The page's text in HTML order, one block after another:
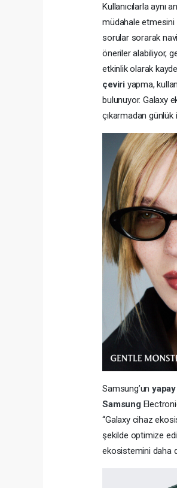
Kullanıcılarla aynı
müdahale etmesini
sorular sorarak
öneriler alabiliyor,
etkinlik olarak
çeviri yapma,
bulunuyor. Galaxy
çıkarmadan
Samsung’un
Samsung
“Galaxy cihaz
şekilde optimize
ekosistemini daha